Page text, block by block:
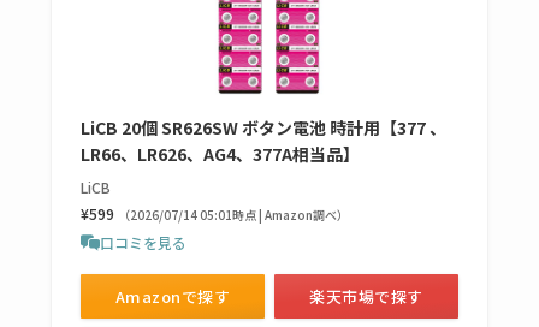
エッセンシャルフラ
ットが廃盤？なぜ？
売ってない？どこで
売ってるか・代替品
など解説
ビタクラフトのウル
復刻はある？ウルト
ラカパーは品切れ？
LiCB 20個 SR626SW ボタン電池 時計用【377 、
LR66、LR626、AG4、377A相当品】
LiCB
¥599
（2026/07/14 05:01時点 | Amazon調べ）
口コミを見る
Amazonで探す 楽天市場で探す